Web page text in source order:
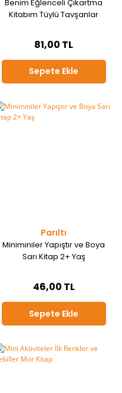
Benim Eğlenceli Çıkartma
Kitabım Tüylü Tavşanlar
81,00 TL
Sepete Ekle
Parıltı
Miniminiler Yapıştır ve Boya
Sarı Kitap 2+ Yaş
46,00 TL
Sepete Ekle